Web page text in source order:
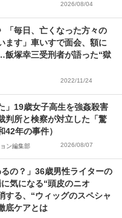
2026/08/04
「毎日、亡くなった方々の
ます」車いすで面会、額に
飯塚幸三受刑者が語った“獄
2022/11/24
」19歳女子高生を強姦殺害
判所と検察が対立した「驚
42年の事件）
ン編集部 2026/08/07
るの？」36歳男性ライターの
気になる“頭皮のニオ
する、“ウィッグのスペシャ
底ケアとは